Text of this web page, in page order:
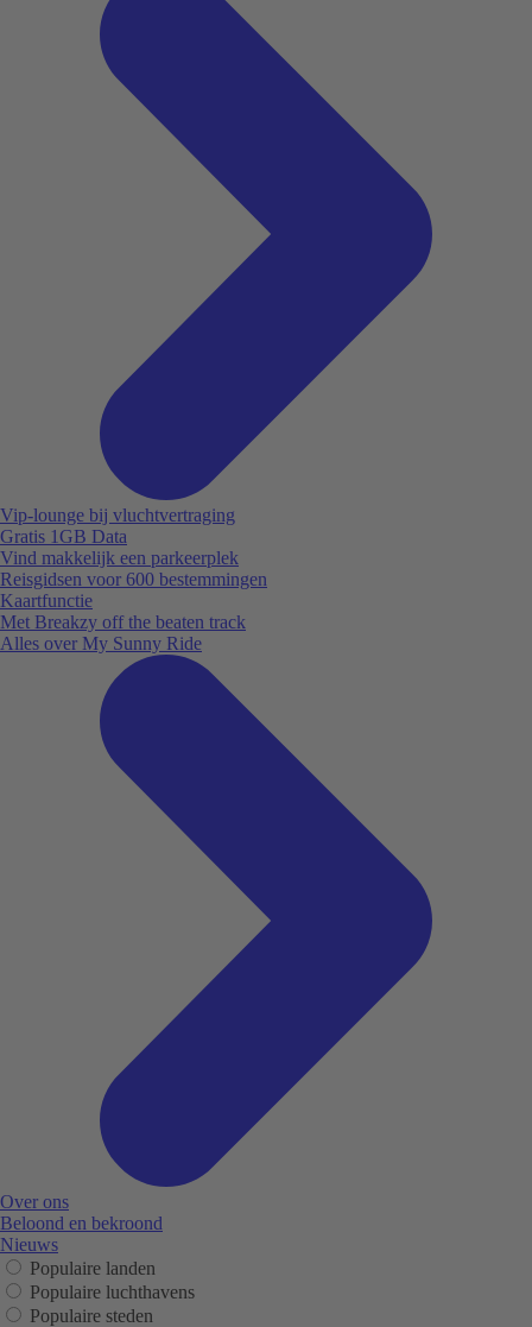
Vip-lounge bij vluchtvertraging
Gratis 1GB Data
Vind makkelijk een parkeerplek
Reisgidsen voor 600 bestemmingen
Kaartfunctie
Met Breakzy off the beaten track
Alles over My Sunny Ride
Over ons
Beloond en bekroond
Nieuws
Populaire landen
Populaire luchthavens
Populaire steden